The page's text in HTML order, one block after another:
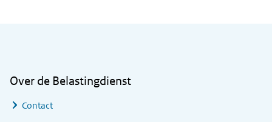
Over de Belastingdienst
Contact